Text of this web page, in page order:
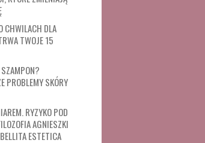
CHWILACH DLA
TWOJE 15
PROBLEMY SKÓRY
RYZYKO POD
AGNIESZKI
ESTETICA